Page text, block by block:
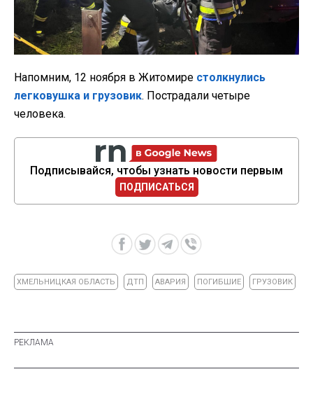
Напомним, 12 ноября в Житомире столкнулись
легковушка и грузовик. Пострадали четыре
человека.
Подписывайся, чтобы узнать новости первым
ПОДПИСАТЬСЯ
ХМЕЛЬНИЦКАЯ ОБЛАСТЬ ДТП АВАРИЯ ПОГИБШИЕ ГРУЗОВИК